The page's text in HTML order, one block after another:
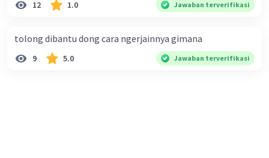
12 1.0 Jawaban terverifikasi
tolong dibantu dong cara ngerjainnya gimana
9 5.0 Jawaban terverifikasi